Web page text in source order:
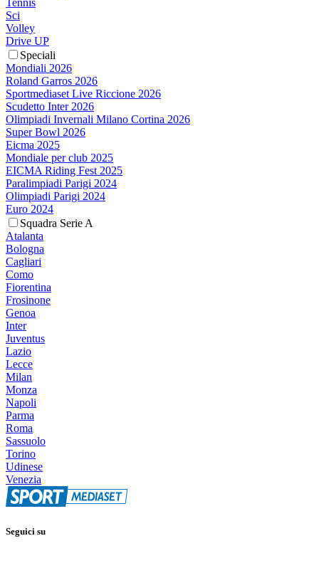
Tennis
Sci
Volley
Drive UP
Speciali
Mondiali 2026
Roland Garros 2026
Sportmediaset Live Riccione 2026
Scudetto Inter 2026
Olimpiadi Invernali Milano Cortina 2026
Super Bowl 2026
Eicma 2025
Mondiale per club 2025
EICMA Riding Fest 2025
Paralimpiadi Parigi 2024
Olimpiadi Parigi 2024
Euro 2024
Squadra Serie A
Atalanta
Bologna
Cagliari
Como
Fiorentina
Frosinone
Genoa
Inter
Juventus
Lazio
Lecce
Milan
Monza
Napoli
Parma
Roma
Sassuolo
Torino
Udinese
Venezia
Seguici su